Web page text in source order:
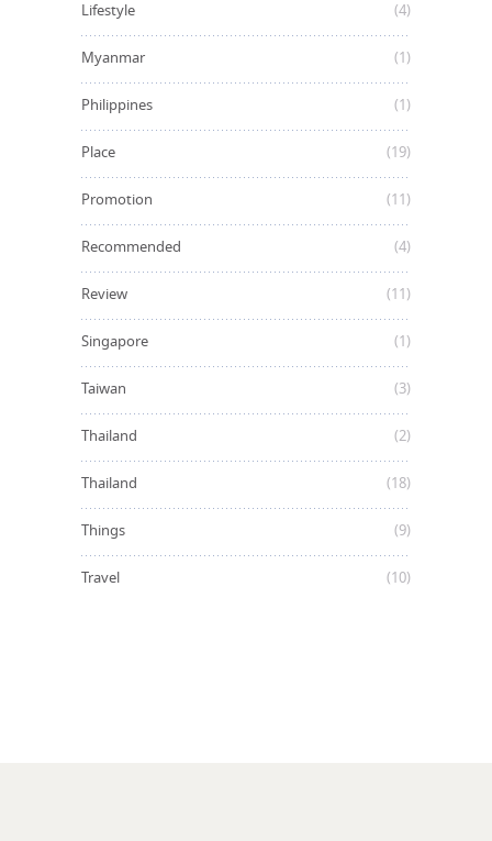
Lifestyle (4)
Myanmar (1)
Philippines (1)
Place (19)
Promotion (11)
Recommended (4)
Review (11)
Singapore (1)
Taiwan (3)
Thailand (2)
Thailand (18)
Things (9)
Travel (10)